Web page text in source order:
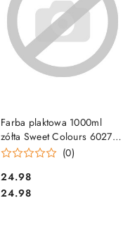
Farba plaktowa 1000ml
zółta Sweet Colours 60270
OTOCKI
(0)
Cena:
24.98
Cena:
24.98
DO KOSZYKA